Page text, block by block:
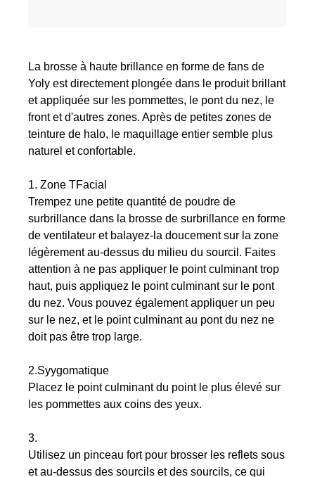
La brosse à haute brillance en forme de fans de
Yoly est directement plongée dans le produit brillant
et appliquée sur les pommettes, le pont du nez, le
front et d'autres zones. Après de petites zones de
teinture de halo, le maquillage entier semble plus
naturel et confortable.
1. Zone TFacial
Trempez une petite quantité de poudre de
surbrillance dans la brosse de surbrillance en forme
de ventilateur et balayez-la doucement sur la zone
légèrement au-dessus du milieu du sourcil. Faites
attention à ne pas appliquer le point culminant trop
haut, puis appliquez le point culminant sur le pont
du nez. Vous pouvez également appliquer un peu
sur le nez, et le point culminant au pont du nez ne
doit pas être trop large.
2.Syygomatique
Placez le point culminant du point le plus élevé sur
les pommettes aux coins des yeux.
3.
Utilisez un pinceau fort pour brosser les reflets sous
et au-dessus des sourcils et des sourcils, ce qui